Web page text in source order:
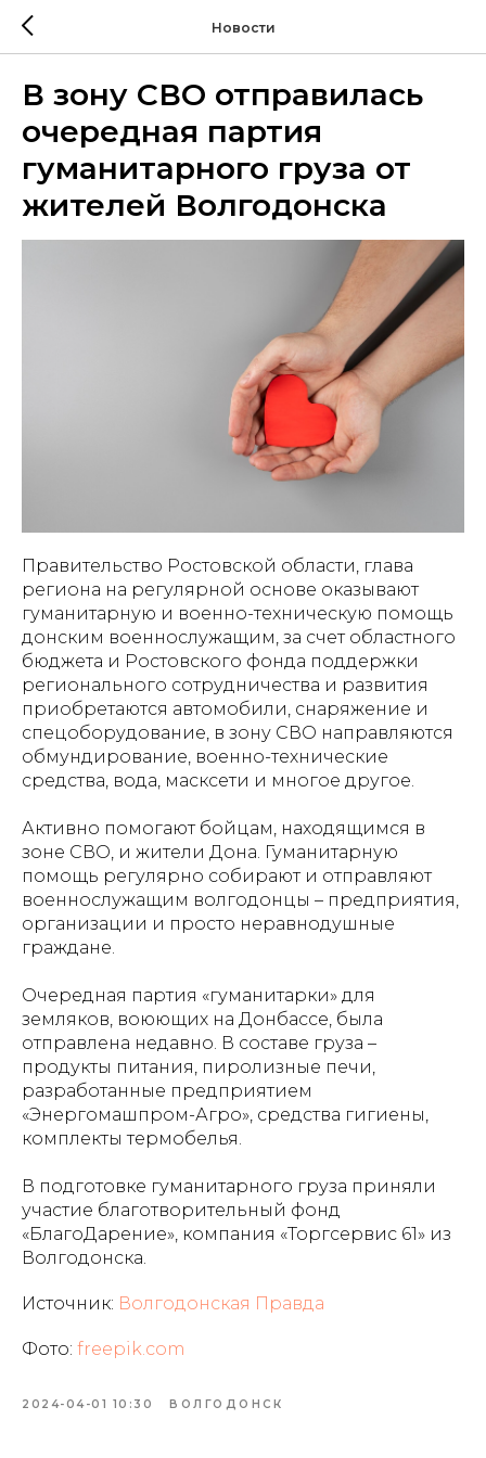
Новости
В зону СВО отправилась
очередная партия
гуманитарного груза от
жителей Волгодонска
Правительство Ростовской области, глава
региона на регулярной основе оказывают
гуманитарную и военно-техническую помощь
донским военнослужащим, за счет областного
бюджета и Ростовского фонда поддержки
регионального сотрудничества и развития
приобретаются автомобили, снаряжение и
спецоборудование, в зону СВО направляются
обмундирование, военно-технические
средства, вода, масксети и многое другое.
Активно помогают бойцам, находящимся в
зоне СВО, и жители Дона. Гуманитарную
помощь регулярно собирают и отправляют
военнослужащим волгодонцы – предприятия,
организации и просто неравнодушные
граждане.
Очередная партия «гуманитарки» для
земляков, воюющих на Донбассе, была
отправлена недавно. В составе груза –
продукты питания, пиролизные печи,
разработанные предприятием
«Энергомашпром-Агро», средства гигиены,
комплекты термобелья.
В подготовке гуманитарного груза приняли
участие благотворительный фонд
«БлагоДарение», компания «Торгсервис 61» из
Волгодонска.
Источник: Волгодонская Правда
Фото: freepik.com
2024-04-01 10:30 ВОЛГОДОНСК